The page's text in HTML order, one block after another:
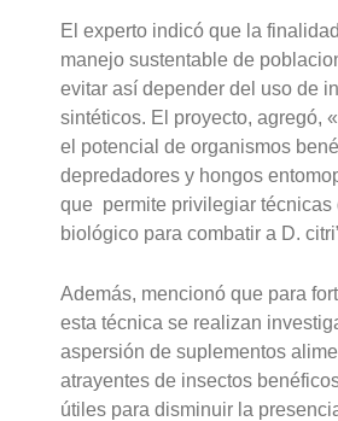
El experto indicó que la
manejo sustentable de
evitar así depender del uso de
sintéticos. El proyecto, agregó,
el potencial de organismos
depredadores y hongos
que permite privilegiar técnicas
biológico para combatir a D.
Además, mencionó que para
esta técnica se realizan
aspersión de suplementos
atrayentes de insectos
útiles para disminuir la